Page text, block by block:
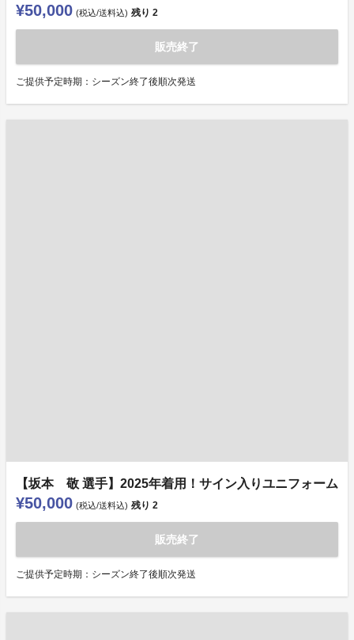
¥50,000 (税込/送料込) 残り 2
販売終了
ご提供予定時期：シーズン終了後順次発送
【坂本 敬 選手】2025年着用！サイン入りユニフォーム
¥50,000 (税込/送料込) 残り 2
販売終了
ご提供予定時期：シーズン終了後順次発送